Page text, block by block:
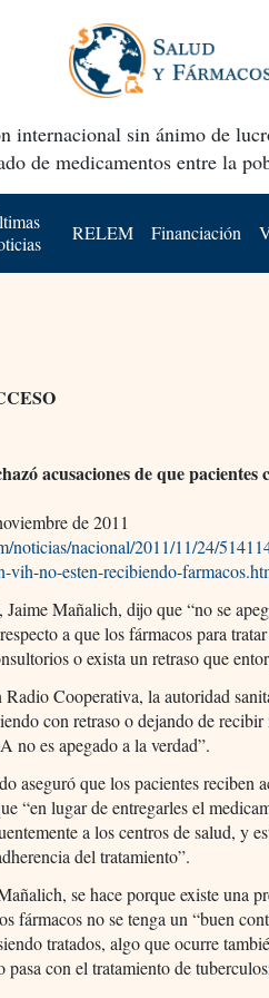
internacional sin ánimo de
de medicamentos entre la
RELEM Financiación
acusaciones de que
de 2011
noticias/nacional/2011/11/24/
vih-no-esten-recibiendo-
Mañalich, dijo que “no se
a que los fármacos para
o exista un retraso que
Radio Cooperativa, la autoridad
con retraso o dejando de
no es apegado a la verdad”.
aseguró que los pacientes reciben
“en lugar de entregarles el
a los centros de salud, y
del tratamiento”.
se hace porque existe una
fármacos no se tenga un “buen
tratados, algo que ocurre
pasa con el tratamiento de